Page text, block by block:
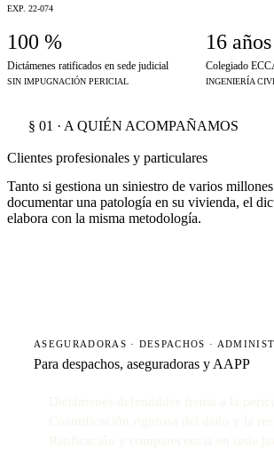
EXP. 22-074
100 %
Dictámenes ratificados en sede judicial
SIN IMPUGNACIÓN PERICIAL
16 años
Colegiado
INGENIERÍA
§ 01 · A QUIÉN ACOMPAÑAMOS
Clientes profesionales y particulares
Tanto si gestiona un siniestro de varios
documentar una patología en su vivienda, el
elabora con la misma metodología.
ASEGURADORAS · DESPACHOS ·
Para despachos, aseguradoras y AAPP